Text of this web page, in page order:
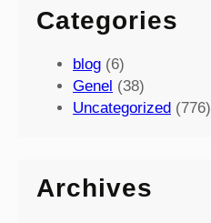
Categories
blog (6)
Genel (38)
Uncategorized (776)
Archives